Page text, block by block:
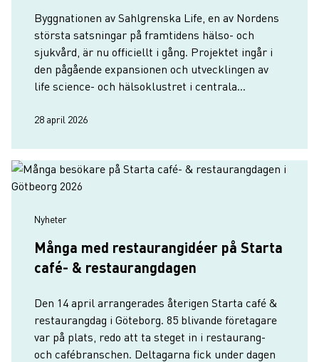
Byggnationen av Sahlgrenska Life, en av Nordens
största satsningar på framtidens hälso- och
sjukvård, är nu officiellt i gång. Projektet ingår i
den pågående expansionen och utvecklingen av
life science- och hälsoklustret i centrala
28 april 2026
Nyheter
Många med restaurangidéer på Starta
café- & restaurangdagen
Den 14 april arrangerades återigen Starta café &
restaurangdag i Göteborg. 85 blivande företagare
var på plats, redo att ta steget in i restaurang-
och cafébranschen. Deltagarna fick under dagen